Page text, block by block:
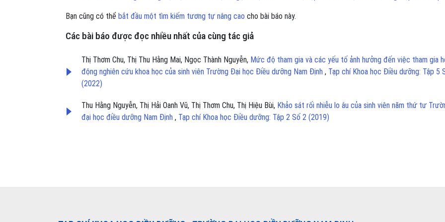
Bạn cũng có thể bắt đầu một tìm kiếm tương tự nâng cao cho bài báo này.
Các bài báo được đọc nhiều nhất của cùng tác giả
Thị Thơm Chu, Thị Thu Hằng Mai, Ngọc Thành Nguyễn, Mức độ tham gia và các yếu tố ảnh hưởng đến việc tham gia
động nghiên cứu khoa học của sinh viên Trường Đại học Điều dưỡng Nam Định , Tạp chí Khoa học Điều dưỡng: Tập 5
(2022)
Thu Hằng Nguyễn, Thị Hải Oanh Vũ, Thị Thơm Chu, Thị Hiệu Bùi, Khảo sát rối nhiễu lo âu của sinh viên năm thứ tư
đại học điều dưỡng Nam Định , Tạp chí Khoa học Điều dưỡng: Tập 2 Số 2 (2019)